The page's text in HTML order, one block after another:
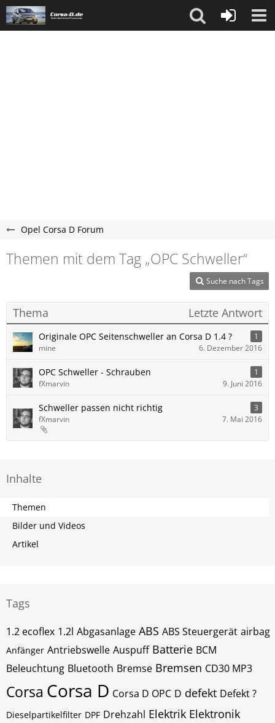
Opel Corsa D Forum
Themen mit dem Tag „OPC Schweller“
Suche nach Tags
Thema Letzte Antwort
Originale OPC Seitenschweller an Corsa D 1.4 ?
1
mine
6. Dezember 2016
OPC Schweller - Schrauben
1
fXmarvin
9. Juni 2016
Schweller passen nicht richtig
3
fXmarvin
7. Mai 2016
Inhalte
Themen
Bilder und Videos
Artikel
Tags
1.2 ecoflex 1.2l Abgasanlage ABS ABS Steuergerät airbag
Anfänger Antriebswelle Auspuff Batterie BCM
Beleuchtung Bluetooth Bremse Bremsen CD30 MP3
Corsa Corsa D Corsa D OPC D defekt Defekt ?
Dieselpartikelfilter DPF Drehzahl Elektrik Elektronik